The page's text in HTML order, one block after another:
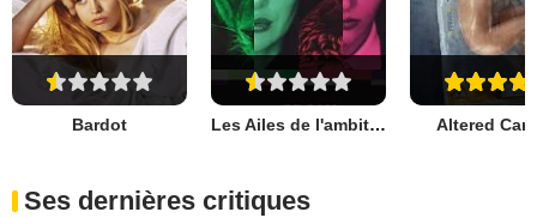
Bardot Les Ailes de l'ambition Altered
Ses dernières critiques